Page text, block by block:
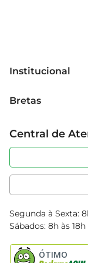
Institucional
Grupo Cencosud
Sobre
Portal do
Cencosud Media
Bretas
Produtos Bretas
Código de ética
Serviços
Clube Bretas
Blog Bretas
Black Friday
Central de
Segunda à Sexta:
Sábados: 8h às 18h